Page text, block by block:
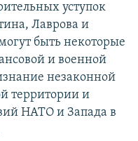
уступок
Лаврова и
быть некоторые
и военной
незаконной
территории и
НАТО и Запада в